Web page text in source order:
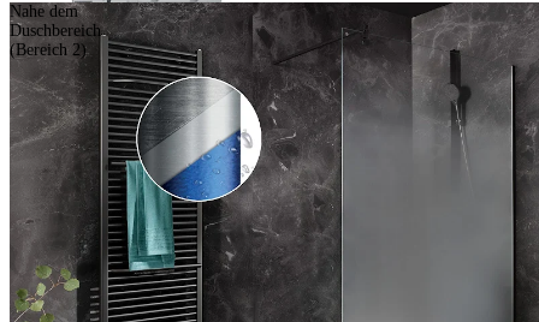
Nahe dem
Duschbereich
(Bereich 2)